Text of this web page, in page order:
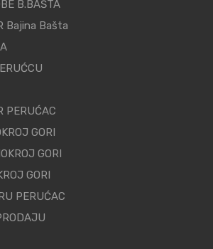
B.BAŠTA
Bajina Bašta
PERUĆAC
GORI
GORI
GORI
PERUĆAC